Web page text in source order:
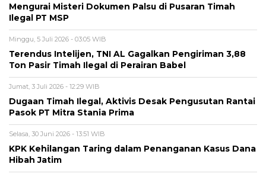
Mengurai Misteri Dokumen Palsu di Pusaran Timah
Ilegal PT MSP
Minggu, 5 Juli 2026 - 03:05 WIB
Terendus Intelijen, TNI AL Gagalkan Pengiriman 3,88
Ton Pasir Timah Ilegal di Perairan Babel
Jumat, 3 Juli 2026 - 12:29 WIB
Dugaan Timah Ilegal, Aktivis Desak Pengusutan Rantai
Pasok PT Mitra Stania Prima
Selasa, 30 Juni 2026 - 13:51 WIB
KPK Kehilangan Taring dalam Penanganan Kasus Dana
Hibah Jatim